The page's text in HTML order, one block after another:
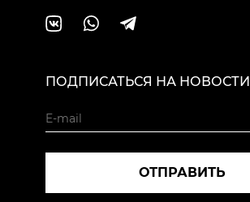
ПОДПИСАТЬСЯ НА НОВОСТИ
ОТПРАВИТЬ